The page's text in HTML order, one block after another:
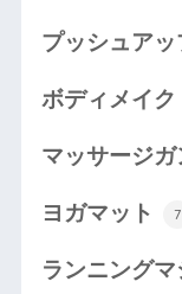
プッシュアッ
ボディメイク
マッサージガ
ヨガマット 7
ランニングマ